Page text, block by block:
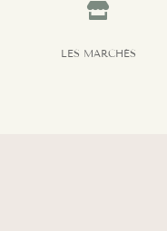

LES MARCHÉS